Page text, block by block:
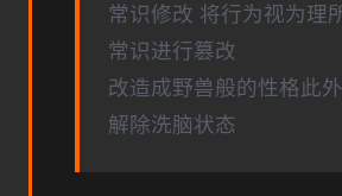
常识修改 将行为视为理
常识进行篡改
改造成野兽般的性格此
解除洗脑状态